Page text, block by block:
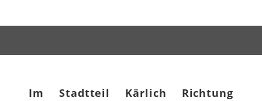
Im Stadtteil Kärlich Richtung